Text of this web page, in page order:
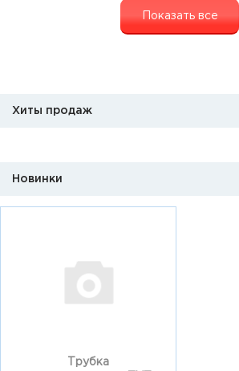
Показать все
Хиты продаж
Новинки
Трубка